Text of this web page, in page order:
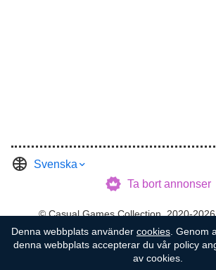
Svenska
Ta bort annonser
©Casual Games Collection, 2020-
FINAL LEVEL. Villkoren Integritet
Denna webbplats använder cookies . Genom
denna webbplats accepterar du vår policy
av cookies.